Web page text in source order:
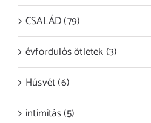
CSALÁD (79)
évfordulós ötletek (3)
Húsvét (6)
intimitás (5)